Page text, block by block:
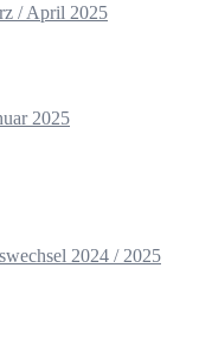
/ April 2025
2025
2024 / 2025